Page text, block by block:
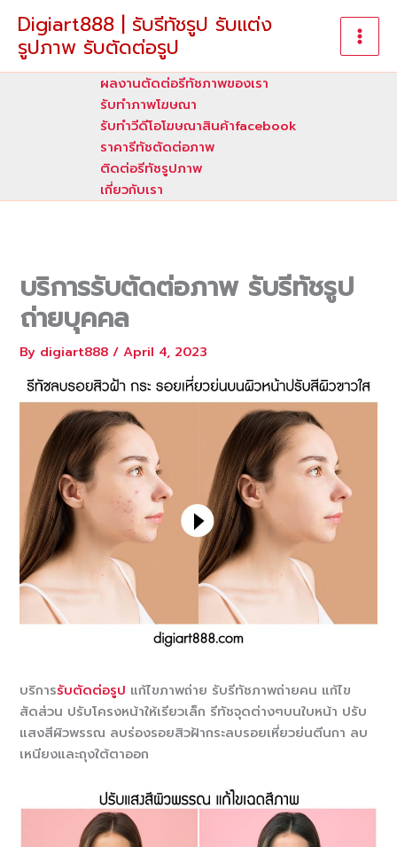
content
Digiart888 | รับรีทัชรูป รับแต่ง
รูปภาพ รับตัดต่อรูป
ผลงานตัดต่อรีทัชภาพของเรา
รับทําภาพโฆษณา
รับทำวีดีโอโฆษณาสินค้าfacebook
ราคารีทัชตัดต่อภาพ
ติดต่อรีทัชรูปภาพ
เกี่ยวกับเรา
บริการรับตัดต่อภาพ รับรีทัชรูป
ถ่ายบุคคล
By digiart888/April 4, 2023
บริการรับตัดต่อรูป แก้ไขภาพถ่าย รับรีทัชภาพถ่ายคน แก้ไข
สัดส่วน ปรับโครงหน้าให้เรียวเล็ก รีทัชจุดต่างๆบนใบหน้า ปรับ
แสงสีผิวพรรณ ลบร่องรอยสิวฝ้ากระลบรอยเหี่ยวย่นตีนกา ลบ
เหนียงและถุงใต้ตาออก